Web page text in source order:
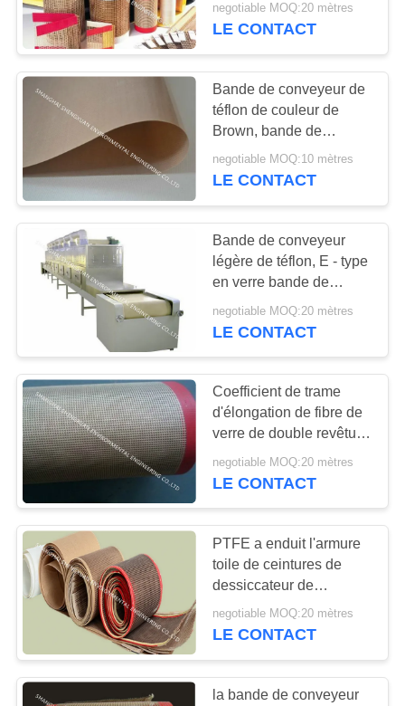
CONTRÔLE
DE
QUALITÉ
CONTACTEZ-
NOUS
DEMANDEZ
UNE
CITATION
PLAN
DU
SITE
PRIVACY
POLICY
électriques d'isolation
negotiable MOQ:20 mètres
LE CONTACT
Bande de conveyeur de
téflon de couleur de
Brown, bande de
conveyeur à hautes
températures avec
negotiable MOQ:10 mètres
LE CONTACT
Bande de conveyeur
légère de téflon, E - type
en verre bande de
conveyeur de fil de fibre
de verre
negotiable MOQ:20 mètres
LE CONTACT
Coefficient de trame
d'élongation de fibre de
verre de double revêtu
de téflon de bande de
conveyeur moins 5 le ‰
negotiable MOQ:20 mètres
LE CONTACT
PTFE a enduit l'armure
toile de ceintures de
dessiccateur de
convoyeur de fibre de
verre dans la grosseur
negotiable MOQ:20 mètres
LE CONTACT
la bande de conveyeur